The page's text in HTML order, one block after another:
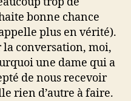
bonne chance
plus en vérité).
la conversation, moi,
une dame qui a
de nous recevoir
rien d’autre à faire.